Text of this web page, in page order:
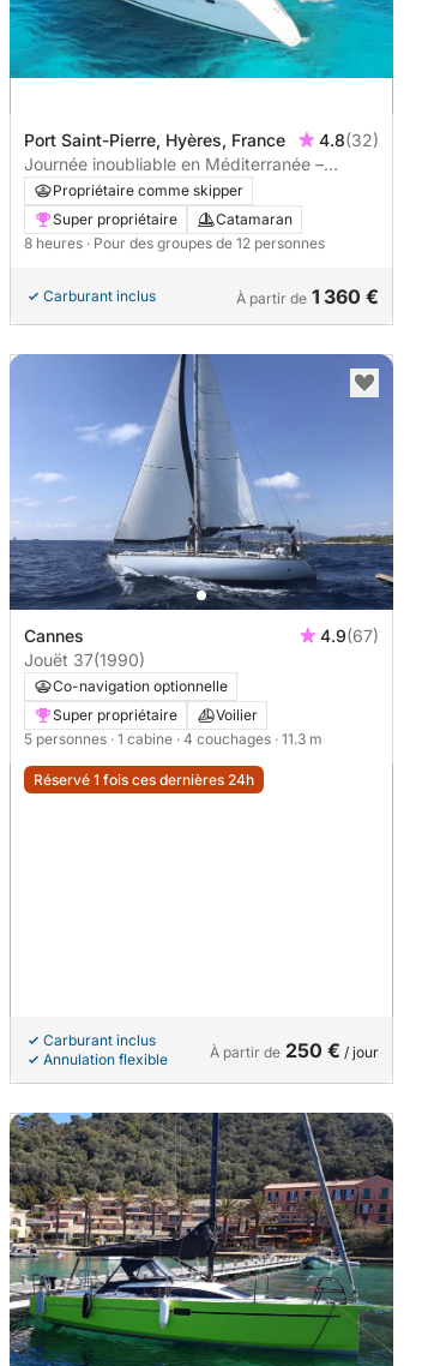
Port Saint-Pierre, Hyères, France 4.8(32)
Journée inoubliable en Méditerranée –
Croisière privée de 8h
Propriétaire comme skipper
Super propriétaire
Catamaran
8 heures · Pour des groupes de 12 personnes
Carburant inclus À partir de 1 360 €
Cannes 4.9(67)
Jouët 37(1990)
Co-navigation optionnelle
Super propriétaire
Voilier
5 personnes · 1 cabine · 4 couchages · 11.3 m
Réservé 1 fois ces dernières 24h
Carburant inclus
Annulation flexible
À partir de 250 € / jour